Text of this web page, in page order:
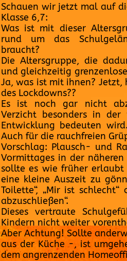
Schauen wir jetzt mal auf
Klasse 6,7:
Was ist mit dieser
rund um das
braucht?
Die Altersgruppe, die
und gleichzeitig
Ja, was ist mit ihnen? Jetzt,
des Lockdowns??
Es ist noch gar nicht
Verzicht besonders in
Entwicklung bedeuten
Auch für die rauchfreien
Vorschlag: Plausch- und
Vormittages in der näheren
sollte es wie früher
eine kleine Auszeit zu
Toilette“, „Mir ist
abzuschließen“.
Dieses vertraute
Kindern nicht weiter
Aber Achtung! Sollte
aus der Küche -, ist
dem angrenzenden